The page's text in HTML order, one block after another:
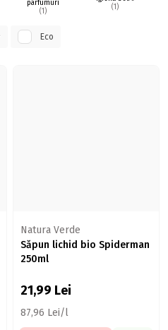
parfumuri
(1)
(1)
Eco
Natura Verde
Săpun lichid bio Spiderman
250ml
21,99 Lei
87,96 Lei/l